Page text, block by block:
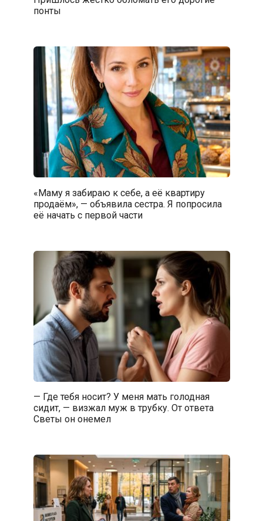
понты
«Маму я забираю к себе, а её квартиру
продаём», — объявила сестра. Я попросила
её начать с первой части
— Где тебя носит? У меня мать голодная
сидит, — визжал муж в трубку. От ответа
Светы он онемел